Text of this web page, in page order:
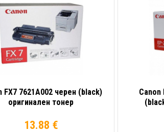
FX7 7621A002 черен (black)
оригинален тонер
13.88 €
Canon